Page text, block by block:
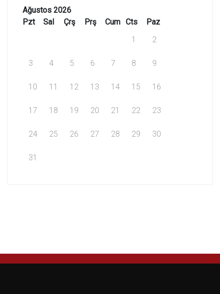
Ağustos 2026
Pzt
Sal Çrş Prş Cum Cts
Paz
1
2
3 4 5 6 7 8 9
10 11 12 13 14 15 16
17 18 19 20 21 22 23
24 25 26 27 28 29 30
31